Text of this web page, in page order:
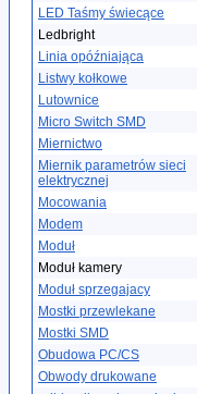
LED Taśmy świecące
Ledbright
Linia opóźniająca
Listwy kołkowe
Lutownice
Micro Switch SMD
Miernictwo
Miernik parametrów sieci
elektrycznej
Mocowania
Modem
Moduł
Moduł kamery
Moduł sprzegajacy
Mostki przewlekane
Mostki SMD
Obudowa PC/CS
Obwody drukowane